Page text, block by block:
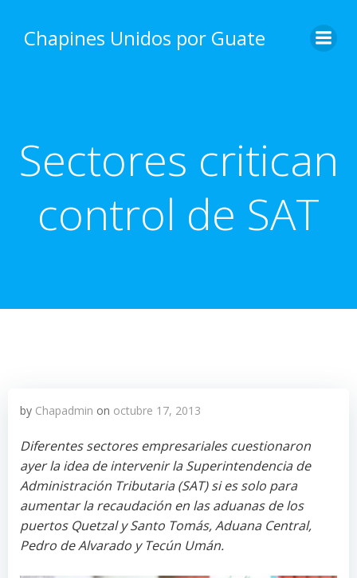
content
Chapines Unidos por Guate
Sectores critican
control de SAT
by Chapadmin on octubre 17, 2013
Diferentes sectores empresariales cuestionaron
ayer la idea de intervenir la Superintendencia de
Administración Tributaria (SAT) si es solo para
aumentar la recaudación en las aduanas de los
puertos Quetzal y Santo Tomás, Aduana Central,
Pedro de Alvarado y Tecún Umán.